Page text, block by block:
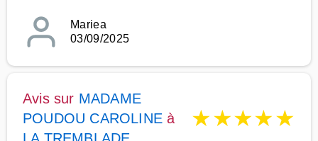
Mariea
03/09/2025
Avis sur MADAME
POUDOU CAROLINE à
★★★★★